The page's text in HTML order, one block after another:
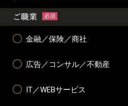
ご職業 必須
金融／保険／商社
広告／コンサル／不動産
IT／WEBサービス